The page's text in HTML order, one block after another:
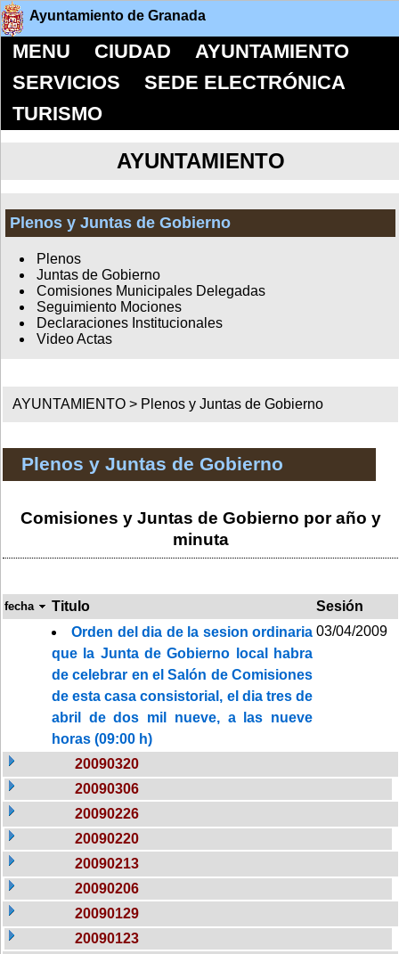
Ayuntamiento de Granada
MENU CIUDAD
AYUNTAMIENTO
SERVICIOS
SEDE ELECTRÓNICA
TURISMO
AYUNTAMIENTO
Plenos y Juntas de Gobierno
Plenos
Juntas de Gobierno
Comisiones Municipales Delegadas
Seguimiento Mociones
Declaraciones Institucionales
Video Actas
AYUNTAMIENTO > Plenos y Juntas de Gobierno
Plenos y Juntas de Gobierno
Comisiones y Juntas de Gobierno por año y
minuta
fecha Titulo
Sesión
Orden del dia de la sesion ordinaria
que la Junta de Gobierno local habra
de celebrar en el Salón de Comisiones
de esta casa consistorial, el dia tres de
abril de dos mil nueve, a las nueve
horas (09:00 h)
03/04/2009
20090320
20090306
20090226
20090220
20090213
20090206
20090129
20090123